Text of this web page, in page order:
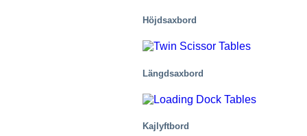
Höjdsaxbord
Längdsaxbord
Kajlyftbord